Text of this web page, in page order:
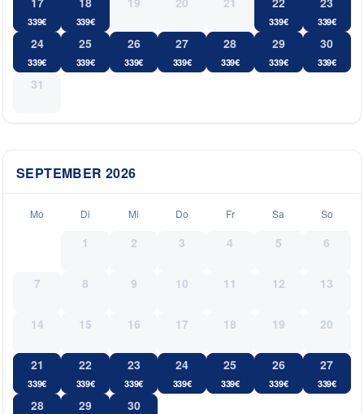
339€ 339€ 339€ 339€
24
339€
25
339€
26
339€
27
339€
28
339€
29
339€
30
339€
31
SEPTEMBER 2026
Mo Di Mi Do Fr Sa So
1 2 3 4 5 6
7 8 9 10 11 12 13
14 15 16 17 18 19 20
21
339€
22
339€
23
339€
24
339€
25
339€
26
339€
27
339€
28 29 30